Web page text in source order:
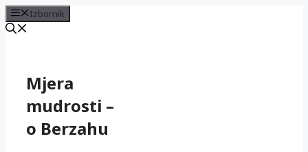
Izbornik
sadržajMjera
mudrosti –
o Berzahu